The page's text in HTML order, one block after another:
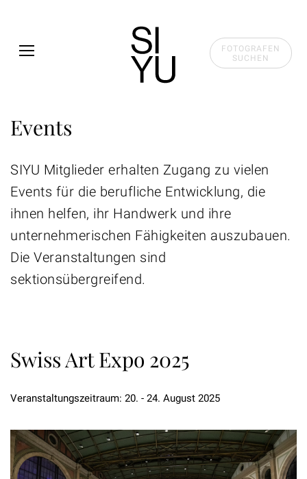
FOTOGRAFEN
SUCHEN
Events
SIYU Mitglieder erhalten Zugang zu vielen
Events für die berufliche Entwicklung, die
ihnen helfen, ihr Handwerk und ihre
unternehmerischen Fähigkeiten auszubauen.
Die Veranstaltungen sind
sektionsübergreifend.
Swiss Art Expo 2025
Veranstaltungszeitraum: 20. - 24. August 2025